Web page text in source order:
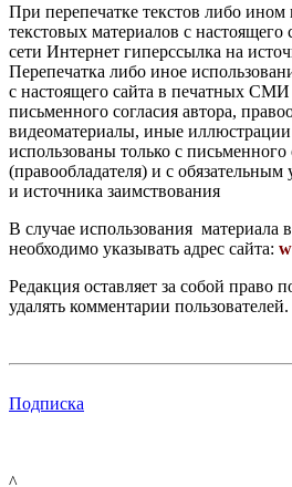
При перепечатке текстов либо ином
текстовых материалов с настоящего
сети Интернет гиперссылка на
Перепечатка либо иное
с настоящего сайта в печатных
письменного согласия автора,
видеоматериалы, иные
использованы только с письменного
(правообладателя) и с
и источника заимствования
В случае использования материала
необходимо указывать адрес сайта:
Редакция оставляет за собой право
удалять комментарии пользователей.
Подписка
^